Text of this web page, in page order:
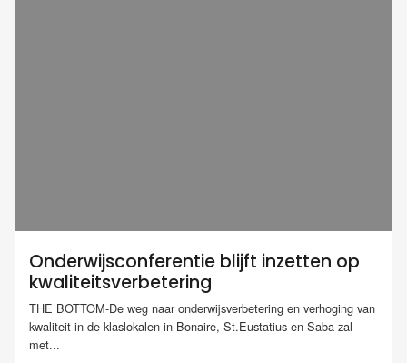
Onderwijsconferentie blijft inzetten op
kwaliteitsverbetering
THE BOTTOM-De weg naar onderwijsverbetering en verhoging van
kwaliteit in de klaslokalen in Bonaire, St.Eustatius en Saba zal
met...